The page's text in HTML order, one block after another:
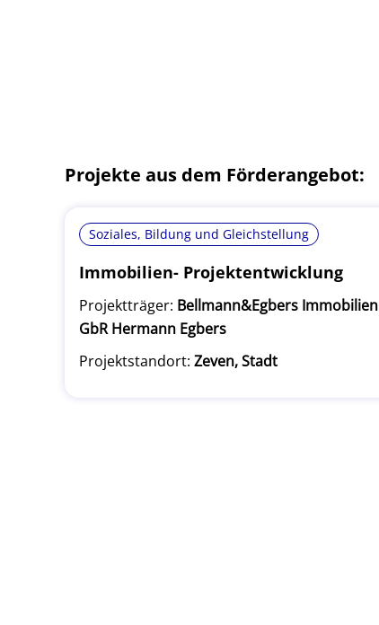
Projekte aus dem Förderangebot:
Soziales, Bildung und Gleichstellung
Immobilien- Projektentwicklung
Projektträger: Bellmann&Egbers Immobilien
GbR Hermann Egbers
Projektstandort: Zeven, Stadt